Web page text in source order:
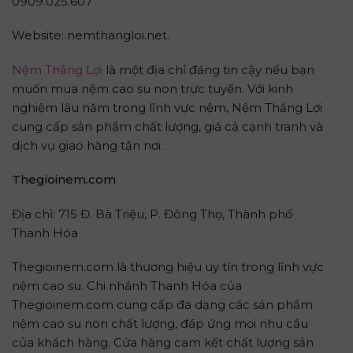
Website: nemthangloi.net.
Nệm Thắng Lợi là một địa chỉ đáng tin cậy nếu bạn
muốn mua nệm cao su non trực tuyến. Với kinh
nghiệm lâu năm trong lĩnh vực nệm, Nệm Thắng Lợi
cung cấp sản phẩm chất lượng, giá cả cạnh tranh và
dịch vụ giao hàng tận nơi.
Thegioinem.com
Địa chỉ: 715 Đ. Bà Triệu, P. Đông Thọ, Thành phố
Thanh Hóa
Thegioinem.com là thương hiệu uy tín trong lĩnh vực
nệm cao su. Chi nhánh Thanh Hóa của
Thegioinem.com cung cấp đa dạng các sản phẩm
nệm cao su non chất lượng, đáp ứng mọi nhu cầu
của khách hàng. Cửa hàng cam kết chất lượng sản